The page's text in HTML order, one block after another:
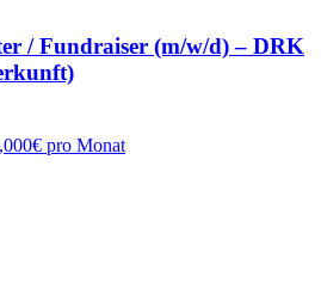
/ Fundraiser (m/w/d) – DRK
pro Monat